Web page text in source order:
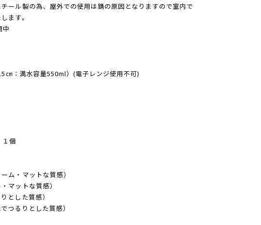
ール製の為、屋外での使用は錆の原因となりますので室内で
ます。
中
㎝：満水容量550ml）(電子レンジ使用不可)
個
ム・マットな質感）
マットな質感）
とした質感）
つるりとした質感）